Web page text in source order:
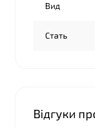
Вид
Стать
Відгуки